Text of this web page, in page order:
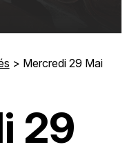
> Mercredi 29 Mai
29